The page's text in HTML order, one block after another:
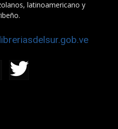
latinoamericano y